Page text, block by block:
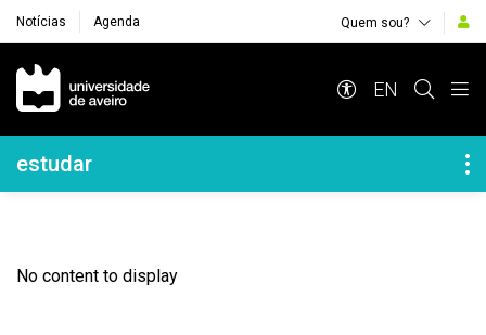
Notícias Agenda Quem sou?
Navegação Principal
EN
Navegação Lateral
estudar
No content to display